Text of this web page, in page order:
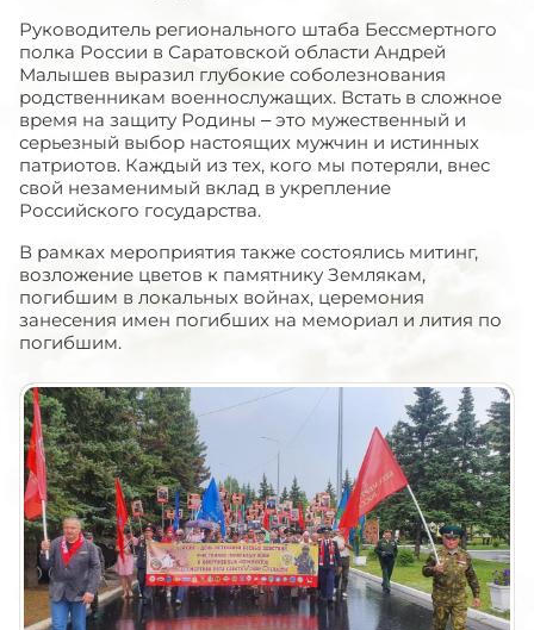
Руководитель регионального штаба Бессмертного
полка России в Саратовской области Андрей
Малышев выразил глубокие соболезнования
родственникам военнослужащих. Встать в сложное
время на защиту Родины – это мужественный и
серьезный выбор настоящих мужчин и истинных
патриотов. Каждый из тех, кого мы потеряли, внес
свой незаменимый вклад в укрепление
Российского государства.
В рамках мероприятия также состоялись митинг,
возложение цветов к памятнику Землякам,
погибшим в локальных войнах, церемония
занесения имен погибших на мемориал и лития по
погибшим.